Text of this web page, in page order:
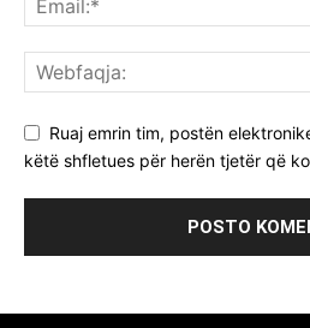
Ruaj emrin tim, postën
këtë shfletues për herën tjetër që